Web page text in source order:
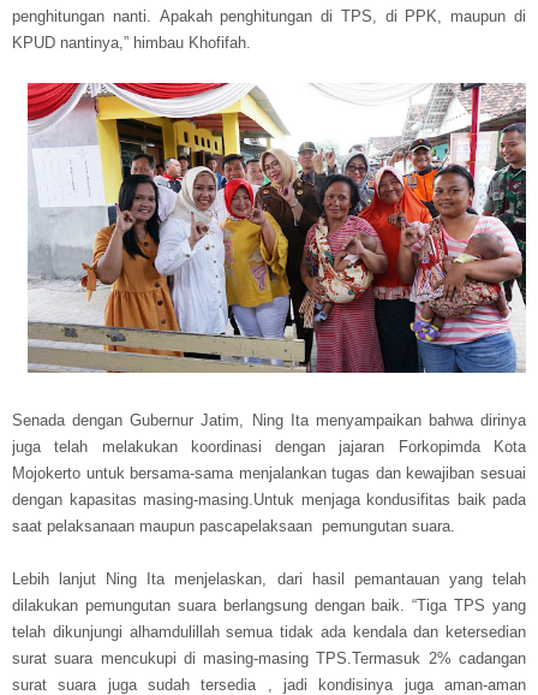
penghitungan nanti. Apakah penghitungan di TPS, di PPK, maupun di
KPUD nantinya,” himbau Khofifah.
Senada dengan Gubernur Jatim, Ning Ita menyampaikan bahwa dirinya
juga telah melakukan koordinasi dengan jajaran Forkopimda Kota
Mojokerto untuk bersama-sama menjalankan tugas dan kewajiban sesuai
dengan kapasitas masing-masing.Untuk menjaga kondusifitas baik pada
saat pelaksanaan maupun pascapelaksaan pemungutan suara.
Lebih lanjut Ning Ita menjelaskan, dari hasil pemantauan yang telah
dilakukan pemungutan suara berlangsung dengan baik. “Tiga TPS yang
telah dikunjungi alhamdulillah semua tidak ada kendala dan ketersedian
surat suara mencukupi di masing-masing TPS.Termasuk 2% cadangan
surat suara juga sudah tersedia , jadi kondisinya juga aman-aman